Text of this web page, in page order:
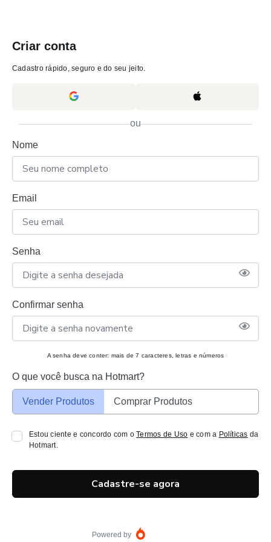
Criar conta
Cadastro rápido, seguro e do seu jeito.
ou
Nome
Email
Senha
Confirmar senha
A senha deve conter: mais de 7 caracteres, letras e números
O que você busca na Hotmart?
Vender Produtos Comprar Produtos
Estou ciente e concordo com oTermos de Uso e com a Políticas da
Hotmart.
Cadastre-se agora
Powered by